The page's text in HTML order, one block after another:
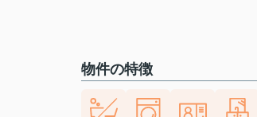
物件の特徴